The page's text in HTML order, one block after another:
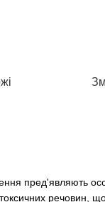
пред'являють
речовин,